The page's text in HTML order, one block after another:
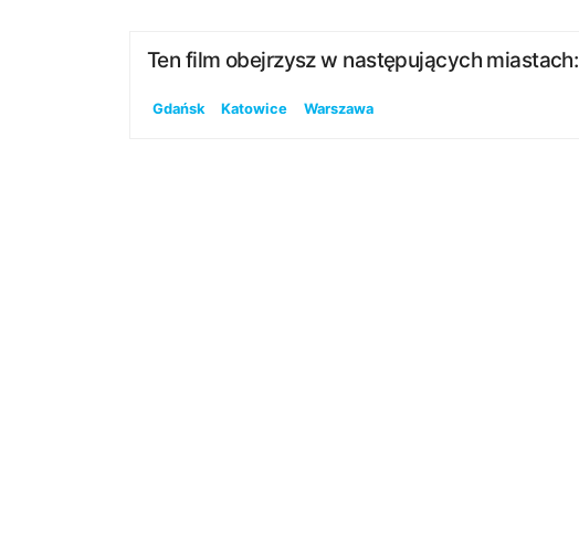
Ten film obejrzysz w następujących miastach:
Gdańsk Katowice Warszawa